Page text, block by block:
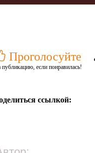
Проголосуйте
публикацию, если понравилась!
ссылкой: